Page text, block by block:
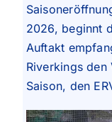
2026, beginnt
Auftakt
Riverkings
Saison, den